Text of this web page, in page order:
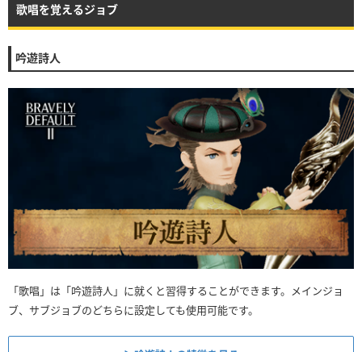
歌唱を覚えるジョブ
吟遊詩人
「歌唱」は「吟遊詩人」に就くと習得することができます。メインジョ
ブ、サブジョブのどちらに設定しても使用可能です。